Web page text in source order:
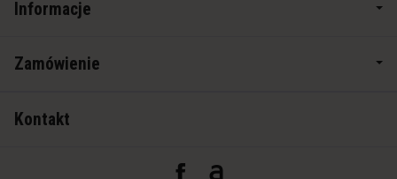
Informacje
Zamówienie
Kontakt